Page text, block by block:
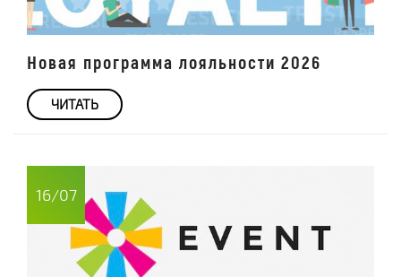
Новая программа лояльности 2026
ЧИТАТЬ
16/07